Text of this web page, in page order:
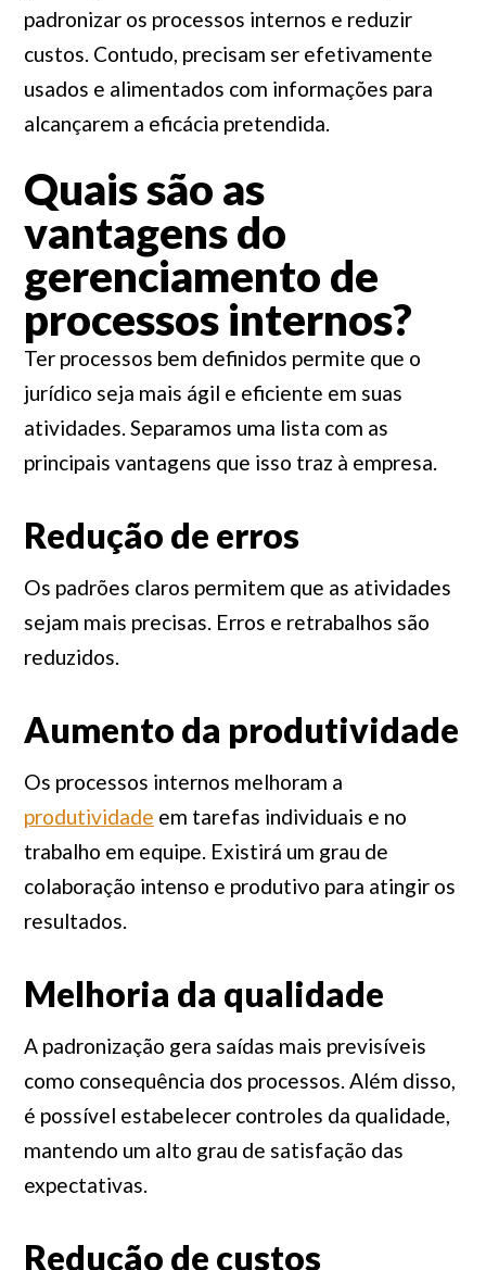
padronizar os processos internos e reduzir
custos. Contudo, precisam ser efetivamente
usados e alimentados com informações para
alcançarem a eficácia pretendida.
Quais são as
vantagens do
gerenciamento de
processos internos?
Ter processos bem definidos permite que o
jurídico seja mais ágil e eficiente em suas
atividades. Separamos uma lista com as
principais vantagens que isso traz à empresa.
Redução de erros
Os padrões claros permitem que as atividades
sejam mais precisas. Erros e retrabalhos são
reduzidos.
Aumento da produtividade
Os processos internos melhoram a
produtividade em tarefas individuais e no
trabalho em equipe. Existirá um grau de
colaboração intenso e produtivo para atingir os
resultados.
Melhoria da qualidade
A padronização gera saídas mais previsíveis
como consequência dos processos. Além disso,
é possível estabelecer controles da qualidade,
mantendo um alto grau de satisfação das
expectativas.
Redução de custos